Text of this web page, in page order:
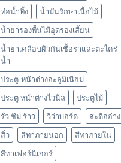
ท่อน้ำทิ้ง
น้ำมันรักษาเนื้อไม้
น้ำยารองพื้นไม้อุดร่องเสี้ยน
น้ำยาเคลือบผิวกันเชื้อราและตะไคร่
น้ำ
ประตู-หน้าต่างอะลูมิเนียม
ประตู หน้าต่างไวนิล
ประตูไม้
รั่ว ซึม ร้าว
วีว่าบอร์ด
สะดืออ่าง
สิ่ว
สีทาภายนอก
สีทาภายใน
สีทาเฟอร์นิเจอร์